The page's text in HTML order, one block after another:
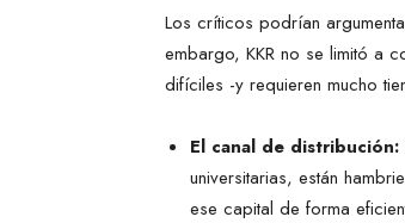
Los críticos podrían
embargo, KKR no se limitó a
difíciles -y requieren mucho
El canal de distribución:
universitarias, están
ese capital de forma